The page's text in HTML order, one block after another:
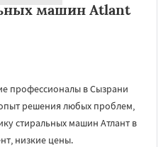
машин Atlant
профессионалы в Сызрани
решения любых проблем,
стиральных машин Атлант в
низкие цены.